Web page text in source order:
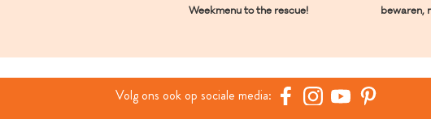
Weekmenu to the rescue!
bewaren,
Volg ons ook op sociale media: